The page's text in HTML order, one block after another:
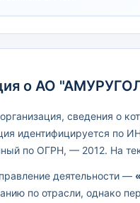
о АО
сведения о
идентифицируется по
по ОГРН, — 2012. На
деятельности —
по отрасли, однако